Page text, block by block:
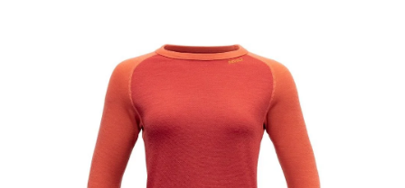
NAŠE SLUŽBY